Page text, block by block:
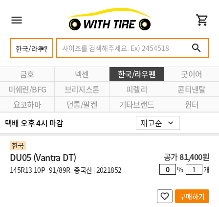
금호 넥센 한국/라우펜
굿이어
미쉐린/BFG
브리지스톤 피렐리
콘티넨탈
요코하마
던롭/팔켄 기타브랜드
윈터
택배 오후 4시 마감
한국
DU05 (Vantra DT)
145R13 10P 91/89R 중국산 2021852
공가81,400원
% 개
구매하기